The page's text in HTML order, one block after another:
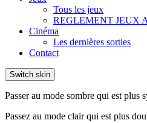
Tous les jeux
REGLEMENT JEUX
Cinéma
Les dernières sorties
Contact
Switch skin
Passer au mode sombre qui est plus
Passez au mode clair qui est plus